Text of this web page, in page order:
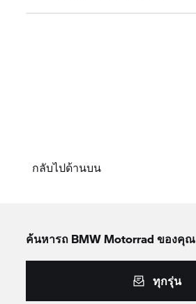
กลับไปด้านบน
ค้นหารถ BMW Motorrad ของคุณ
ทุกรุ่น